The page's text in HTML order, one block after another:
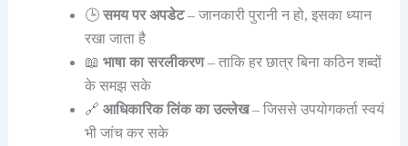
🕒 समय पर अपडेट– जानकारी पुरानी न हो, इसका ध्यान
रखा जाता है
📖 भाषा का सरलीकरण– ताकि हर छात्र बिना कठिन शब्दों
के समझ सके
🔗 आधिकारिक लिंक का उल्लेख– जिससे उपयोगकर्ता स्वयं
भी जांच कर सके